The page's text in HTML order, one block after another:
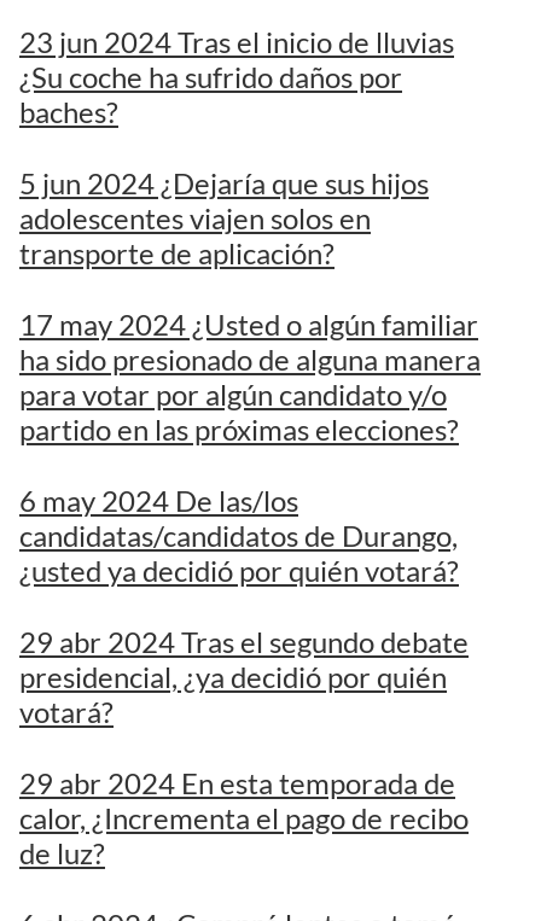
23 jun 2024 Tras el inicio de lluvias
¿Su coche ha sufrido daños por
baches?
5 jun 2024 ¿Dejaría que sus hijos
adolescentes viajen solos en
transporte de aplicación?
17 may 2024 ¿Usted o algún familiar
ha sido presionado de alguna manera
para votar por algún candidato y/o
partido en las próximas elecciones?
6 may 2024 De las/los
candidatas/candidatos de Durango,
¿usted ya decidió por quién votará?
29 abr 2024 Tras el segundo debate
presidencial, ¿ya decidió por quién
votará?
29 abr 2024 En esta temporada de
calor, ¿Incrementa el pago de recibo
de luz?